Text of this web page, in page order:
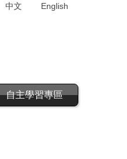
中文 English
自主學習專區